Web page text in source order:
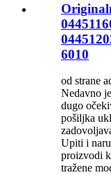
6010
od strane
Nedavno
dugo
pošiljka
Upiti i
proizvodi
tražene